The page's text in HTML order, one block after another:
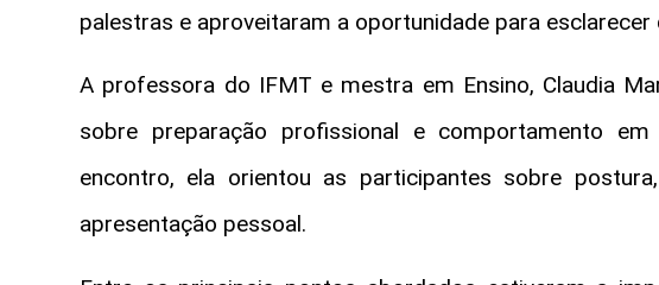
palestras e aproveitaram a oportunidade para
A professora do IFMT e mestra em Ensino, Claudia
sobre preparação profissional e comportamento
encontro, ela orientou as participantes sobre
apresentação pessoal.